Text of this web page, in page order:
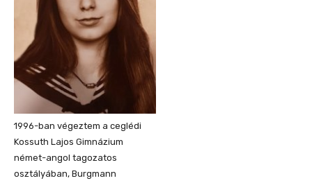
1996-ban végeztem a ceglédi
Kossuth Lajos Gimnázium
német-angol tagozatos
osztályában, Burgmann